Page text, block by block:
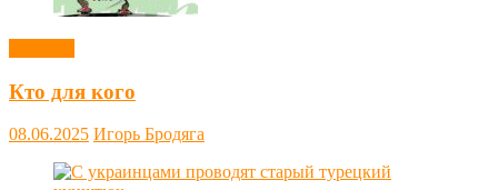
Кто для кого
08.06.2025 Игорь Бродяга